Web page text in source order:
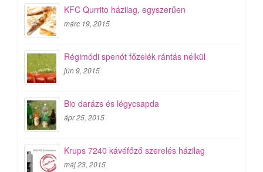
KFC Qurrito házilag, egyszerűen
márc 19, 2015
Régimódi spenót főzelék rántás nélkül
jún 9, 2015
Bio darázs és légycsapda
ápr 25, 2015
Krups 7240 kávéfőző szerelés házilag
máj 23, 2015